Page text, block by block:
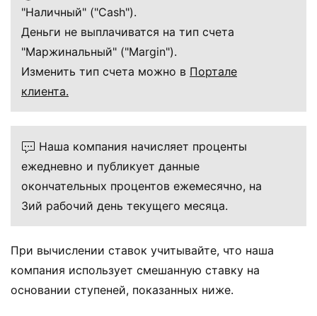
"Наличный" ("Cash").
Деньги не выплачиватся на тип счета
"Маржинальный" ("Margin").
Изменить тип счета можно в Портале
клиента.
Наша компания начисляет проценты
ежедневно и публикует данные
окончательных процентов ежемесячно, на
3ий рабочий день текущего месяца.
При вычислении ставок учитывайте, что наша
компания использует смешанную ставку на
основании ступеней, показанных ниже.